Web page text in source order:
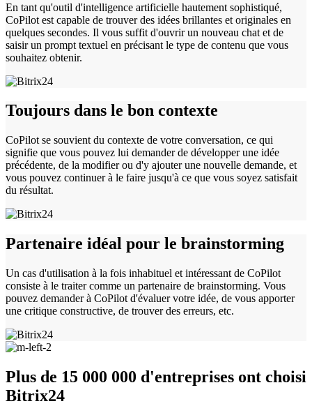
En tant qu'outil d'intelligence artificielle hautement sophistiqué,
CoPilot est capable de trouver des idées brillantes et originales en
quelques secondes. Il vous suffit d'ouvrir un nouveau chat et de
saisir un prompt textuel en précisant le type de contenu que vous
souhaitez obtenir.
Toujours dans le bon contexte
CoPilot se souvient du contexte de votre conversation, ce qui
signifie que vous pouvez lui demander de développer une idée
précédente, de la modifier ou d'y ajouter une nouvelle demande, et
vous pouvez continuer à le faire jusqu'à ce que vous soyez satisfait
du résultat.
Partenaire idéal pour le brainstorming
Un cas d'utilisation à la fois inhabituel et intéressant de CoPilot
consiste à le traiter comme un partenaire de brainstorming. Vous
pouvez demander à CoPilot d'évaluer votre idée, de vous apporter
une critique constructive, de trouver des erreurs, etc.
Plus de 15 000 000 d'entreprises ont choisi
Bitrix24